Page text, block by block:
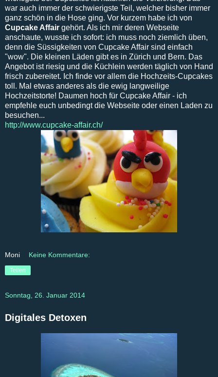
war auch immer der schwierigste Teil, welcher bisher immer
ganz schön in die Hose ging. Vor kurzem habe ich von
Cupcake Affair gehört. Als ich mir deren Webseite
anschaute, wusste ich sofort: ich muss noch ziemlich üben,
denn die Süssigkeiten von Cupcake Affair sind einfach
"wow". Die kleinen Läden gibt es in Zürich und Bern. Das
Angebot ist riesig und die Küchlein werden täglich von Hand
frisch zubereitet. Ich finde vor allem die Hochzeits-Cupcakes
toll. Mal etwas anderes als die ewig langweilige
Hochzeitstorte! Daumen hoch für Cupcake Affair - ich
empfehle euch unbedingt die Webseite oder einen Laden zu
besuchen...
http://www.cupcake-affair.ch/
Moni Keine Kommentare:
Teilen
Sonntag, 26. Januar 2014
Digitales Detoxen